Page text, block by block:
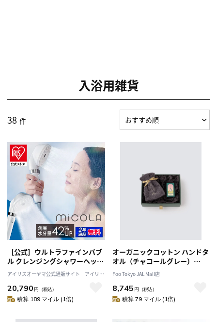
入浴用雑貨
38 件
［公式］ウルトラファインバブ
ル クレンジングシャワーヘッド
SH01E アイリスオーヤマ
micola ミコラ [安心延長保証対
象]
アイリスオーヤマ公式通販サイト アイリス
20,790 円 （税込）
積算 189 マイル (1倍)
オーガニックコットン ハンドタ
オル（チャコールグレー）
&Foo Tokyo バスオイル Luxe
Flower 1本 ギフトセット
Foo Tokyo JAL Mall店
8,745 円 （税込）
積算 79 マイル (1倍)